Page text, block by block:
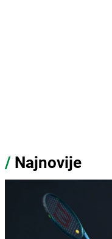
/ Najnovije